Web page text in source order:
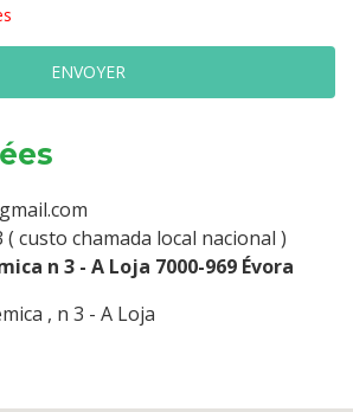
( custo chamada local nacional )
n 3 - A Loja 7000-969 Évora
, n 3 - A Loja